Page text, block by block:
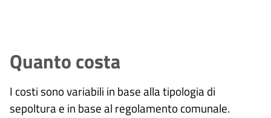
Quanto costa
I costi sono variabili in base alla tipologia di
sepoltura e in base al regolamento comunale.